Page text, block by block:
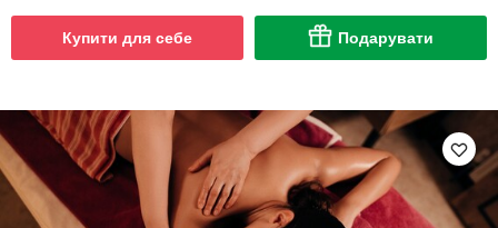
Купити для себе Подарувати